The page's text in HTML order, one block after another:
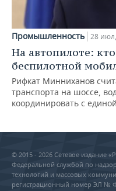
Промышленность 28
На автопилоте:
беспилотной
Рифкат Минниханов
транспорта на шоссе,
координировать с
© 2015 - 2026 Сетевое издание
Федеральной службой по
технологий и массовых
регистрационный номер ЭЛ №